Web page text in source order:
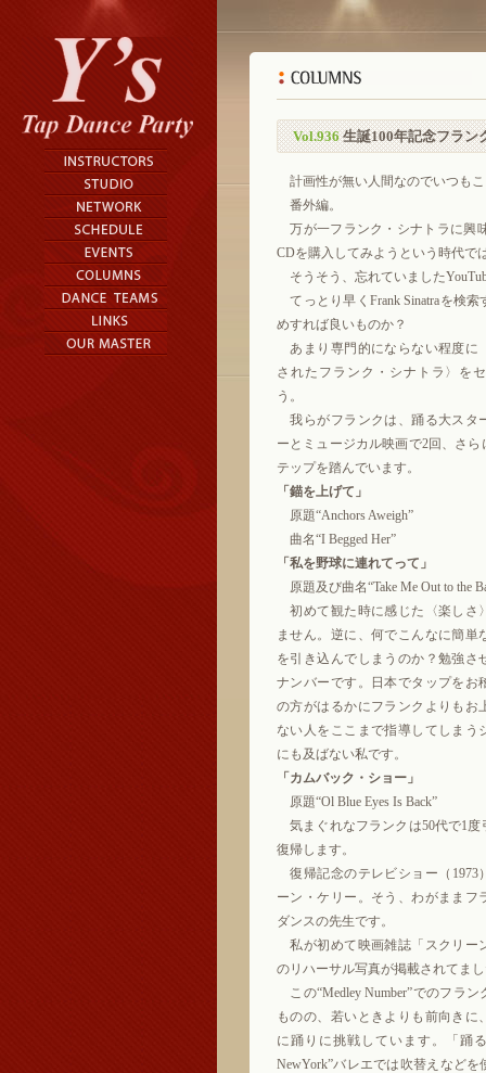
Vol.936生誕100年記念フラン
計画性が無い人間なのでいつも
番外編。
万が一フランク・シナトラに興
CDを購入してみようという時代で
そうそう、忘れていました
てっとり早くFrank Sinatraを検
めすれば良いものか？
あまり専門的にならない程度に
されたフランク・シナトラ〉を
う。
我らがフランクは、踊る大スタ
ーとミュージカル映画で2回、さ
テップを踏んでいます。
「錨を上げて」
原題“Anchors Aweigh”
曲名“I Begged Her”
「私を野球に連れてって」
原題及び曲名“Take Me Out to the
初めて観た時に感じた〈楽しさ
ません。逆に、何でこんなに簡単
を引き込んでしまうのか？勉強さ
ナンバーです。日本でタップをお
の方がはるかにフランクよりもお
ない人をここまで指導してしまう
にも及ばない私です。
「カムバック・ショー」
原題“Ol Blue Eyes Is Back”
気まぐれなフランクは50代で1度
復帰します。
復帰記念のテレビショー（1973
ーン・ケリー。そう、わがままフ
ダンスの先生です。
私が初めて映画雑誌「スクリー
のリハーサル写真が掲載されてま
この“Medley Number”でのフラ
ものの、若いときよりも前向きに
に踊りに挑戦しています。「踊
NewYork”バレエでは吹替えなど